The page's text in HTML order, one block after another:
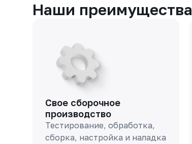
Наши преимущества
Свое сборочное
производство
Тестирование, обработка,
сборка, настройка и наладка